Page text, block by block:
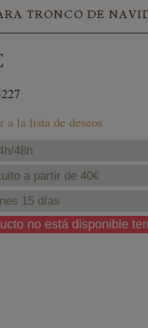
TRONCO DE
a la lista de deseos
48h
a partir de 40€
15 días
no está disponible